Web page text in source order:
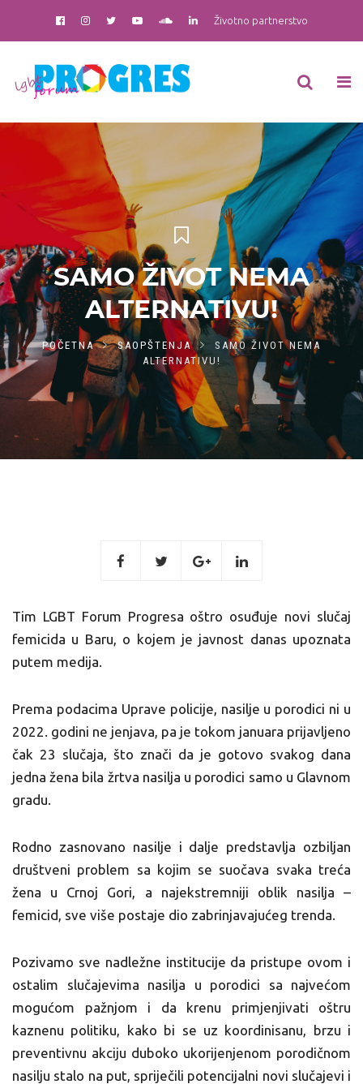
Životno partnerstvo
SAMO ŽIVOT NEMA
ALTERNATIVU!
POČETNA SAOPŠTENJA
SAMO ŽIVOT NEMA
ALTERNATIVU!
Tim LGBT Forum Progresa oštro osuđuje novi slučaj
femicida u Baru, o kojem je javnost danas upoznata
putem medija.
Prema podacima Uprave policije, nasilje u porodici ni u
2022. godini ne jenjava, pa je tokom januara prijavljeno
čak 23 slučaja, što znači da je gotovo svakog dana
jedna žena bila žrtva nasilja u porodici samo u Glavnom
gradu.
Rodno zasnovano nasilje i dalje predstavlja ozbiljan
društveni problem sa kojim se suočava svaka treća
žena u Crnoj Gori, a najekstremniji oblik nasilja –
femicid, sve više postaje dio zabrinjavajućeg trenda.
Pozivamo sve nadležne institucije da pristupe ovom i
ostalim slučajevima nasilja u porodici sa najvećom
mogućom pažnjom i da krenu primjenjivati oštru
kaznenu politiku, kako bi se uz koordinisanu, brzu i
preventivnu akciju duboko ukorijenjenom porodičnom
nasilju stalo na put, spriječili potencijalni novi slučajevi i